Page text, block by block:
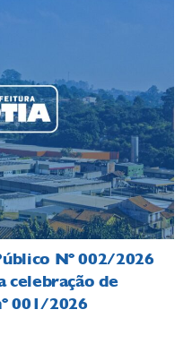
Nº 002/2026
celebração de
001/2026